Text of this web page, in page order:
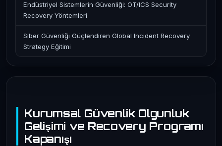
Kurumsal Güvenlik Olgunluk
Gelişimi ve Recovery Programı
Kapanışı
Endüstriyel Sistemlerin Güvenliği: OT/ICS Security
Recovery Yöntemleri
Siber Güvenliği Güçlendiren Global Incident Recovery
Strategy Eğitimi